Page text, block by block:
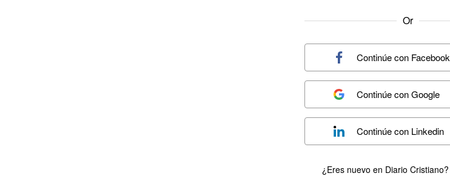
Or
Continúe con Facebook
Continúe conGoogle
Continúe con Linkedin
¿Eres nuevo en Diario Cristiano?